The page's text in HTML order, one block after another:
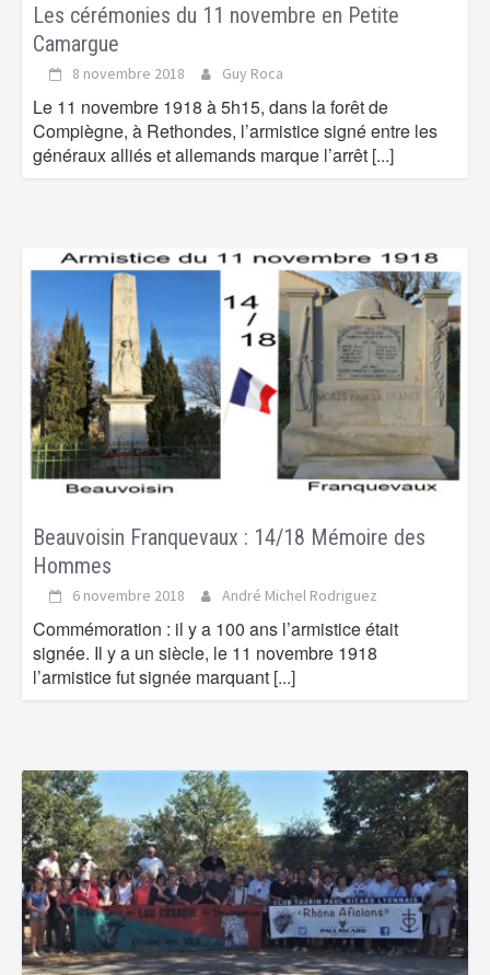
Les cérémonies du 11 novembre en Petite
Camargue
8 novembre 2018 Guy Roca
Le 11 novembre 1918 à 5h15, dans la forêt de
Compiègne, à Rethondes, l’armistice signé entre les
généraux alliés et allemands marque l’arrêt [...]
Beauvoisin Franquevaux : 14/18 Mémoire des
Hommes
6 novembre 2018 André Michel Rodriguez
Commémoration : il y a 100 ans l’armistice était
signée. Il y a un siècle, le 11 novembre 1918
l’armistice fut signée marquant [...]